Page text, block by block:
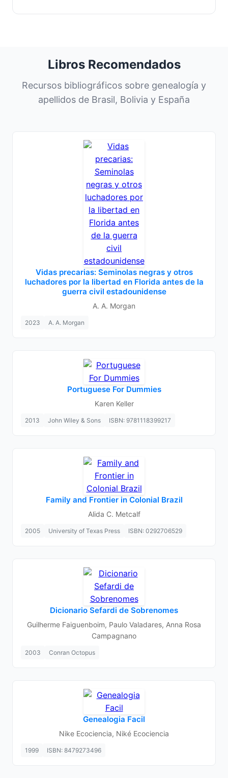
Libros Recomendados
Recursos bibliográficos sobre genealogía y
apellidos de Brasil, Bolivia y España
Vidas precarias: Seminolas negras y otros
luchadores por la libertad en Florida antes de la
guerra civil estadounidense
A. A. Morgan
2023 A. A. Morgan
Portuguese For Dummies
Karen Keller
2013 John Wiley & Sons ISBN: 9781118399217
Family and Frontier in Colonial Brazil
Alida C. Metcalf
2005 University of Texas Press ISBN: 0292706529
Dicionario Sefardi de Sobrenomes
Guilherme Faiguenboim, Paulo Valadares, Anna Rosa
Campagnano
2003 Conran Octopus
Genealogia Facil
Nike Ecociencia, Niké Ecociencia
1999 ISBN: 8479273496